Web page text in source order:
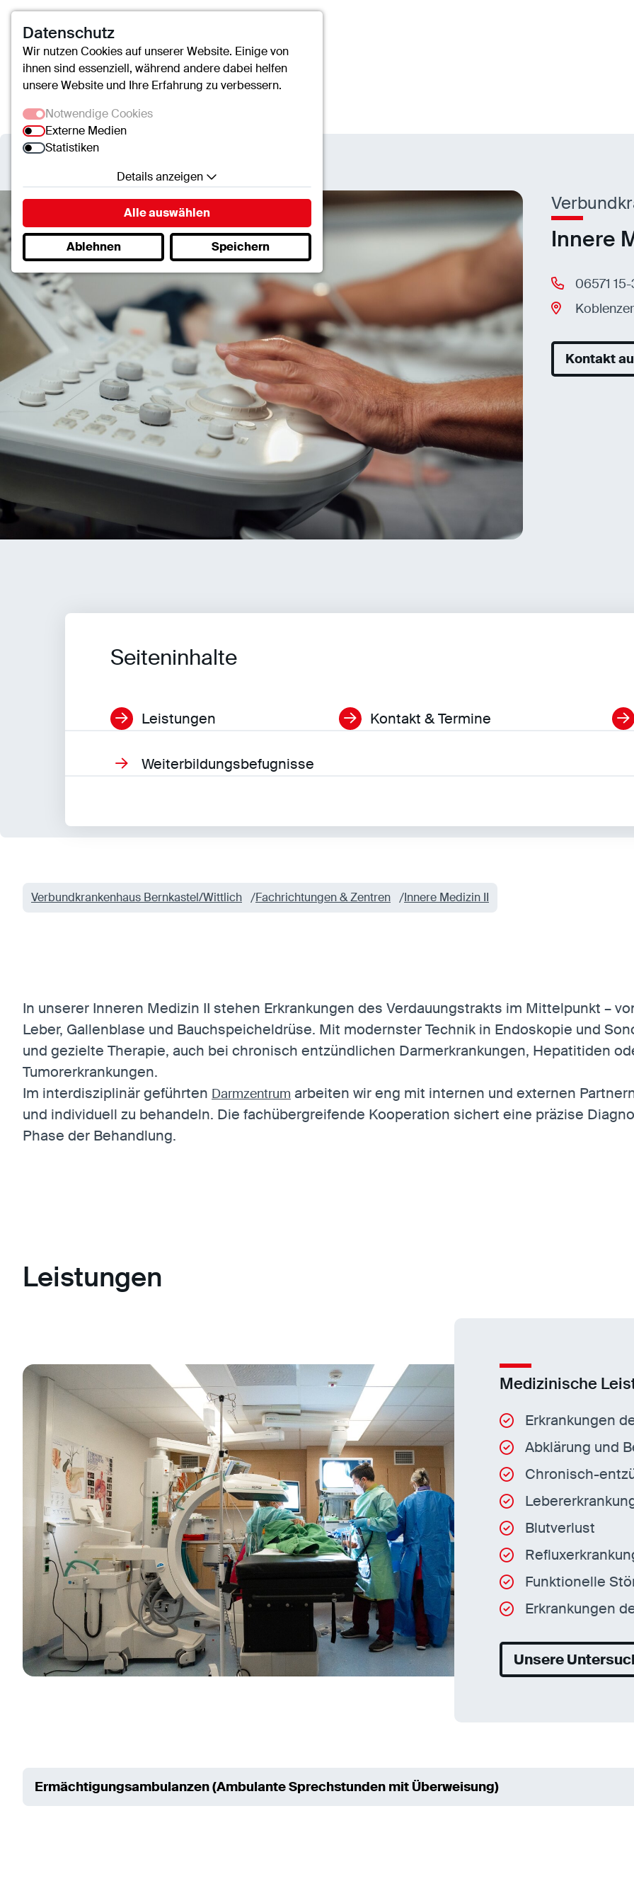
Innere
06571
Kontakt
Seiteninhalte
Leistungen Kontakt & Termine
Weiterbildungsbefugnisse
Verbundkrankenhaus Bernkastel/Wittlich Fachrichtungen & Zentren Innere Medizin II
In unserer Inneren Medizin II stehen Erkrankungen des Verdauungstrakts im Mittelpunkt –
Leber, Gallenblase und Bauchspeicheldrüse. Mit modernster Technik in Endoskopie und
und gezielte Therapie, auch bei chronisch entzündlichen Darmerkrankungen, Hepatitiden
Tumorerkrankungen.
Im interdisziplinär geführten Darmzentrum arbeiten wir eng mit internen und externen
und individuell zu behandeln. Die fachübergreifende Kooperation sichert eine präzise
Phase der Behandlung.
Leistungen
Medizinische
Erkrankungen
Abklärung und
Chronisch-
Blutverlust
Funktionelle
Erkrankungen
Unsere
Ermächtigungsambulanzen (Ambulante Sprechstunden mit Überweisung)
Datenschutz
Wir nutzen Cookies auf unserer Website. Einige von
ihnen sind essenziell, während andere dabei helfen
unsere Website und Ihre Erfahrung zu verbessern.
Notwendige Cookies
Externe Medien
Statistiken
Details anzeigen
Notwendige Cookies
Essenzielle Cookies ermöglichen grundlegende
Funktionen und sind für die einwandfreie Funktion
der Website erforderlich.
SC.Cookie
Name:
mscookie
Anbieter:Eigentümer dieser Website
Zweck:Speichert die vom Benutzer ausgewählten
Cookieeinstellungen.
Cookie Laufzeit:2 Wochen
Externe Medien
Mit Ihrer Zustimmung erlauben Sie das Laden von
externen Medien.
Anbieter:Vimeo Inc.
Zweck:
Verwendung um Vimeo-Videoinhalte zu
Statistiken-Cookies erfassen Informationen
anonym. Diese Informationen helfen uns zu
Alle auswählen
Ablehnen Speichern